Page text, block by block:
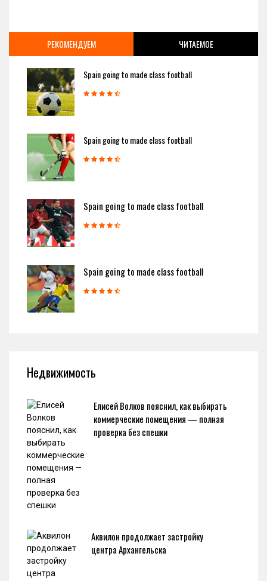
РЕКОМЕНДУЕМ ЧИТАЕМОЕ
Spain going to made class football
Spain going to made class football
Spain going to made class football
Spain going to made class football
Недвижимость
Елисей Волков пояснил, как выбирать
коммерческие помещения — полная
проверка без спешки
Аквилон продолжает застройку
центра Архангельска